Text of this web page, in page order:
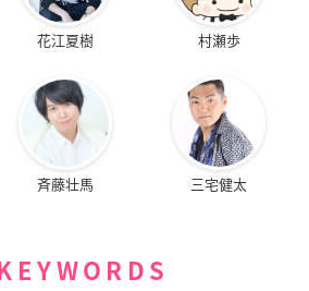
花江夏樹 村瀬歩
斉藤壮馬 三宅健太
KEYWORDS